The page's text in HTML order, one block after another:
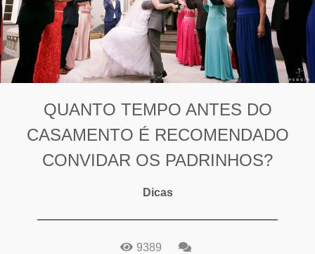
QUANTO TEMPO ANTES DO
CASAMENTO É RECOMENDADO
CONVIDAR OS PADRINHOS?
Dicas
9389